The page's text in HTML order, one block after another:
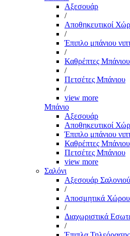
Αξεσουάρ
/
Αποθηκευτικοί
/
Έπιπλο μπάνιου
/
Καθρέπτες Μπάνιου
/
Πετσέτες Μπάνιου
/
view more
Μπάνιο
Αξεσουάρ
Αποθηκευτικοί
Έπιπλο μπάνιου
Καθρέπτες Μπάνιου
Πετσέτες Μπάνιου
view more
Σαλόνι
Αξεσουάρ Σαλονιού
/
Αποσμητικά Χώρου
/
Διαχωριστικά
/